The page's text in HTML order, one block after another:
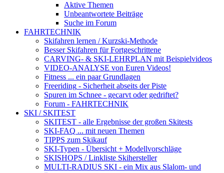
Aktive Themen
Unbeantwortete Beiträge
Suche im Forum
FAHRTECHNIK
Skifahren lernen / Kurzski-Methode
Besser Skifahren für Fortgeschrittene
CARVING- & SKI-LEHRPLAN mit Beispielvideos
VIDEO-ANALYSE von Euren Videos!
Fitness ... ein paar Grundlagen
Freeriding - Sicherheit abseits der Piste
Spuren im Schnee - gecarvt oder gedriftet?
Forum - FAHRTECHNIK
SKI / SKITEST
SKITEST - alle Ergebnisse der großen Skitests
SKI-FAQ ... mit neuen Themen
TIPPS zum Skikauf
SKI-Typen - Übersicht + Modellvorschläge
SKISHOPS / Linkliste Skihersteller
MULTI-RADIUS SKI - ein Mix aus Slalom- und